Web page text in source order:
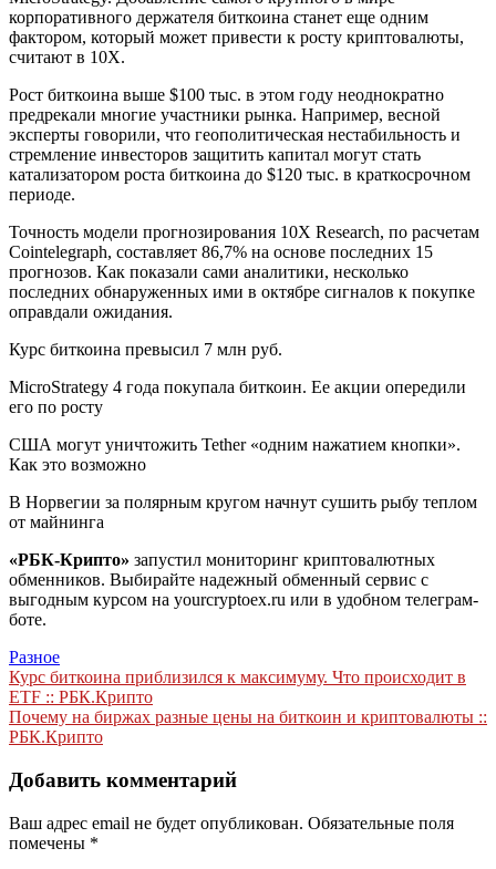
корпоративного держателя биткоина станет еще одним
фактором, который может привести к росту криптовалюты,
считают в 10Х.
Рост биткоина выше $100 тыс. в этом году неоднократно
предрекали многие участники рынка. Например, весной
эксперты говорили, что геополитическая нестабильность и
стремление инвесторов защитить капитал могут стать
катализатором роста биткоина до $120 тыс. в краткосрочном
периоде.
Точность модели прогнозирования 10X Research, по расчетам
Cointelegraph, составляет 86,7% на основе последних 15
прогнозов. Как показали сами аналитики, несколько
последних обнаруженных ими в октябре сигналов к покупке
оправдали ожидания.
Курс биткоина превысил 7 млн руб.
MicroStrategy 4 года покупала биткоин. Ее акции опередили
его по росту
США могут уничтожить Tether «одним нажатием кнопки».
Как это возможно
В Норвегии за полярным кругом начнут сушить рыбу теплом
от майнинга
«РБК-Крипто» запустил мониторинг криптовалютных
обменников. Выбирайте надежный обменный сервис с
выгодным курсом на yourcryptoex.ru или в удобном телеграм-
боте.
Разное
Навигация
по
записям
Курс биткоина приблизился к максимуму. Что происходит в
ETF :: РБК.Крипто
Почему на биржах разные цены на биткоин и криптовалюты ::
РБК.Крипто
Добавить комментарий
Ваш адрес email не будет опубликован. Обязательные поля
помечены *